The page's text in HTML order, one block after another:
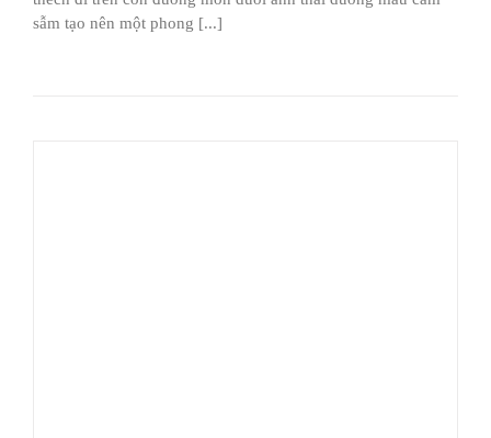
sẫm tạo nên một phong [...]